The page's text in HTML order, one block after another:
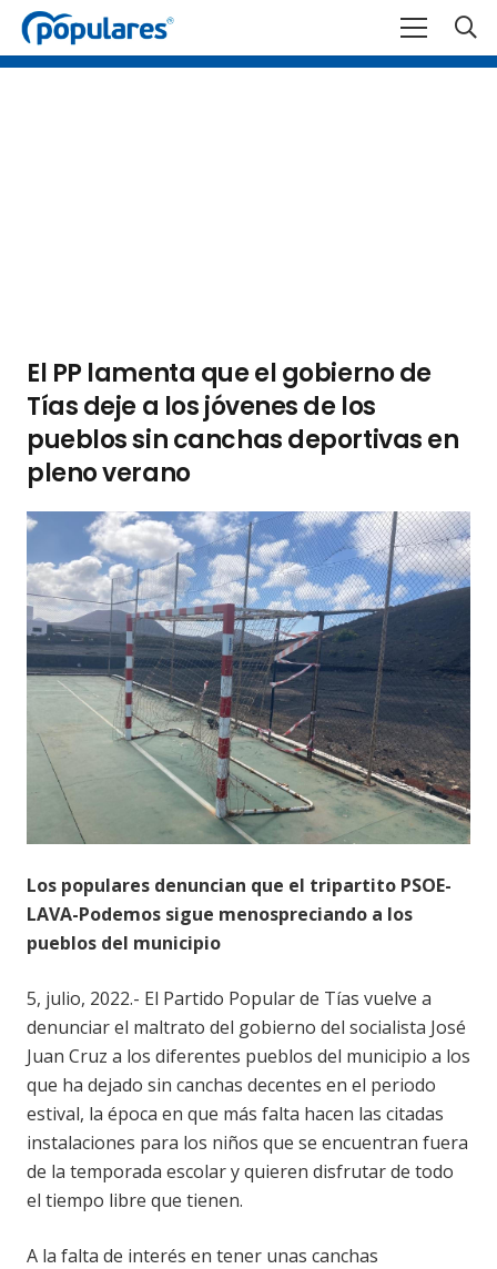
El PP lamenta que el gobierno de
Tías deje a los jóvenes de los
pueblos sin canchas deportivas en
pleno verano
Los populares denuncian que el tripartito PSOE-
LAVA-Podemos sigue menospreciando a los
pueblos del municipio
5, julio, 2022.- El Partido Popular de Tías vuelve a
denunciar el maltrato del gobierno del socialista José
Juan Cruz a los diferentes pueblos del municipio a los
que ha dejado sin canchas decentes en el periodo
estival, la época en que más falta hacen las citadas
instalaciones para los niños que se encuentran fuera
de la temporada escolar y quieren disfrutar de todo
el tiempo libre que tienen.
A la falta de interés en tener unas canchas